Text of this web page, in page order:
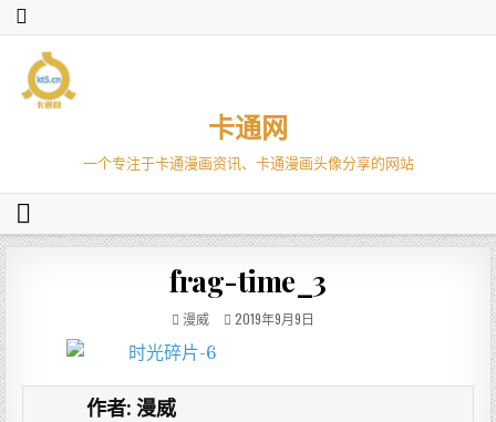
卡通网
一个专注于卡通漫画资讯、卡通漫画头像分享的网站
frag-time_3
漫威 2019年9月9日
作者: 漫威